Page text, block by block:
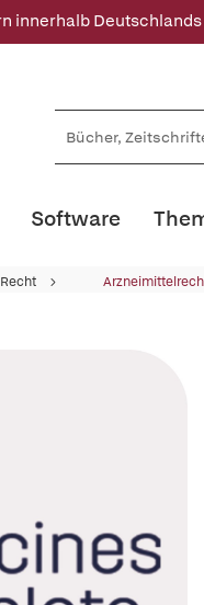
innerhalb Deutschlands
Software
Recht